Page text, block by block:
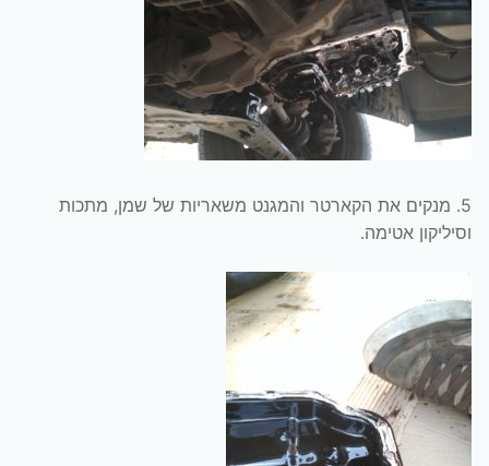
5. מנקים את הקארטר והמגנט משאריות של שמן, מתכות
וסיליקון אטימה.